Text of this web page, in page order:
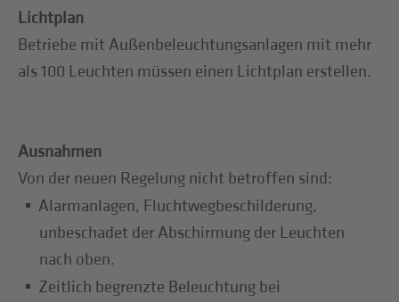
Lichtplan
Betriebe mit Außenbeleuchtungsanlagen mit mehr
als 100 Leuchten müssen einen Lichtplan erstellen.
Ausnahmen
Von der neuen Regelung nicht betroffen sind:
Alarmanlagen, Fluchtwegbeschilderung,
unbeschadet der Abschirmung der Leuchten
nach oben.
Zeitlich begrenzte Beleuchtung bei